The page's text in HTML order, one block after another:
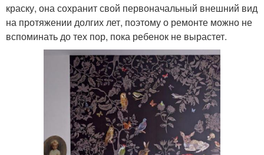
краску, она сохранит свой первоначальный внешний вид
на протяжении долгих лет, поэтому о ремонте можно не
вспоминать до тех пор, пока ребенок не вырастет.